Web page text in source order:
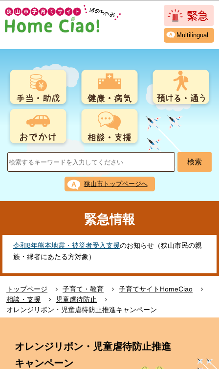
の
ペ
ジ
このページの本文へ移動
Multilingual
狭山市トップページへ
緊急情報
令和8年熊本地震・被災者受入支援のお知らせ（狭山市民の親
族・縁者にあたる方対象）
トップページ 子育て・教育
子育てサイトHomeCiao
相談・支援
児童虐待防止
オレンジリボン・児童虐待防止推進キャンペーン
オレンジリボン・児童虐待防止推進
キャンペーン